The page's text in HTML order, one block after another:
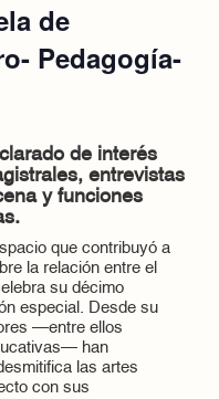
de
Pedagogía-
de interés
entrevistas
y funciones
que contribuyó a
la relación entre el
su décimo
especial. Desde su
—entre ellos
han
las artes
con sus